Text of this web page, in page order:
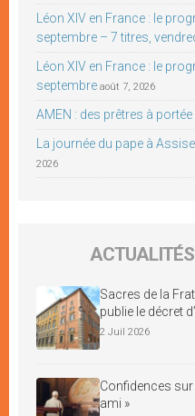
Léon XIV en France : le
septembre – 7 titres,
Léon XIV en France : le
septembre août 7, 2026
AMEN : des prêtres à
La journée du pape à Assise
2026
Sacres de la
publie le décret
2 Juil 2026
Confidences sur
ami »